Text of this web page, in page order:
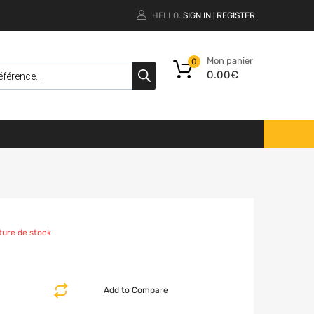
HELLO. SIGN IN REGISTER
Mon panier
0.00€
0
de stock
Add to Compare